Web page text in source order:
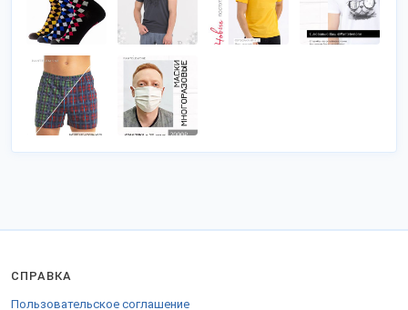
СПРАВКА
Пользовательское соглашение